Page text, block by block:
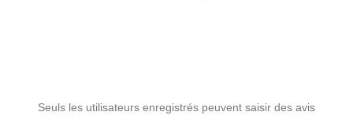
Seuls les utilisateurs enregistrés peuvent saisir des avis